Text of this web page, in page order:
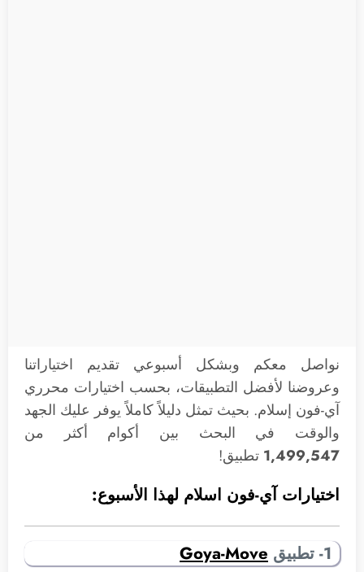
نواصل معكم وبشكل أسبوعي تقديم اختياراتنا
وعروضنا لأفضل التطبيقات، بحسب اختيارات محرري
آي-فون إسلام. بحيث تمثل دليلاً كاملاً يوفر عليك الجهد
والوقت في البحث بين أكوام أكثر من
1,499,547 تطبيق!
اختيارات آي-فون اسلام لهذا الأسبوع:
1- تطبيق Goya-Move